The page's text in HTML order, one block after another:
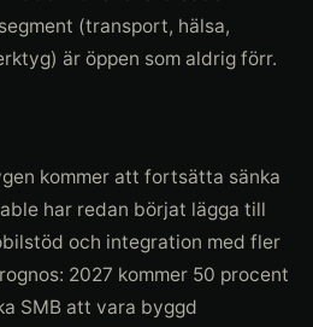
(transport, hälsa,
är öppen som aldrig förr.
kommer att fortsätta sänka
har redan börjat lägga till
och integration med fler
2027 kommer 50 procent
SMB att vara byggd